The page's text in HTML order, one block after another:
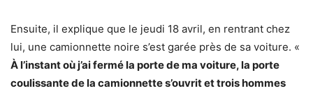
Ensuite, il explique que le jeudi 18 avril, en rentrant chez
lui, une camionnette noire s’est garée près de sa voiture. «
À l’instant où j’ai fermé la porte de ma voiture, la porte
coulissante de la camionnette s’ouvrit et trois hommes